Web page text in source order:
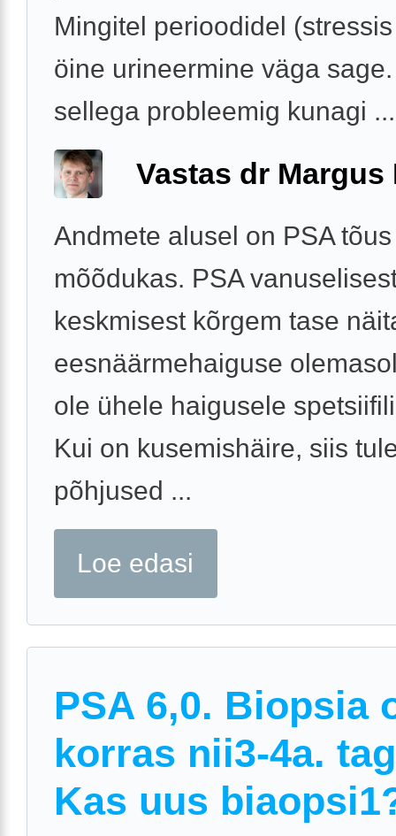
Mingitel perioodidel
öine urineermine väga
sellega probleemig kunagi ...
Vastas dr Margus
Andmete alusel on PSA tõus
mõõdukas. PSA
keskmisest kõrgem tase
eesnäärmehaiguse
ole ühele haigusele
Kui on kusemishäire, siis
põhjused ...
Loe edasi
PSA 6,0. Biopsia
korras nii3-4a.
Kas uus